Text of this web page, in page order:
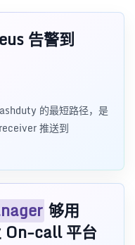
告警到
的最短路径，是
推送到
够用
On-call 平台